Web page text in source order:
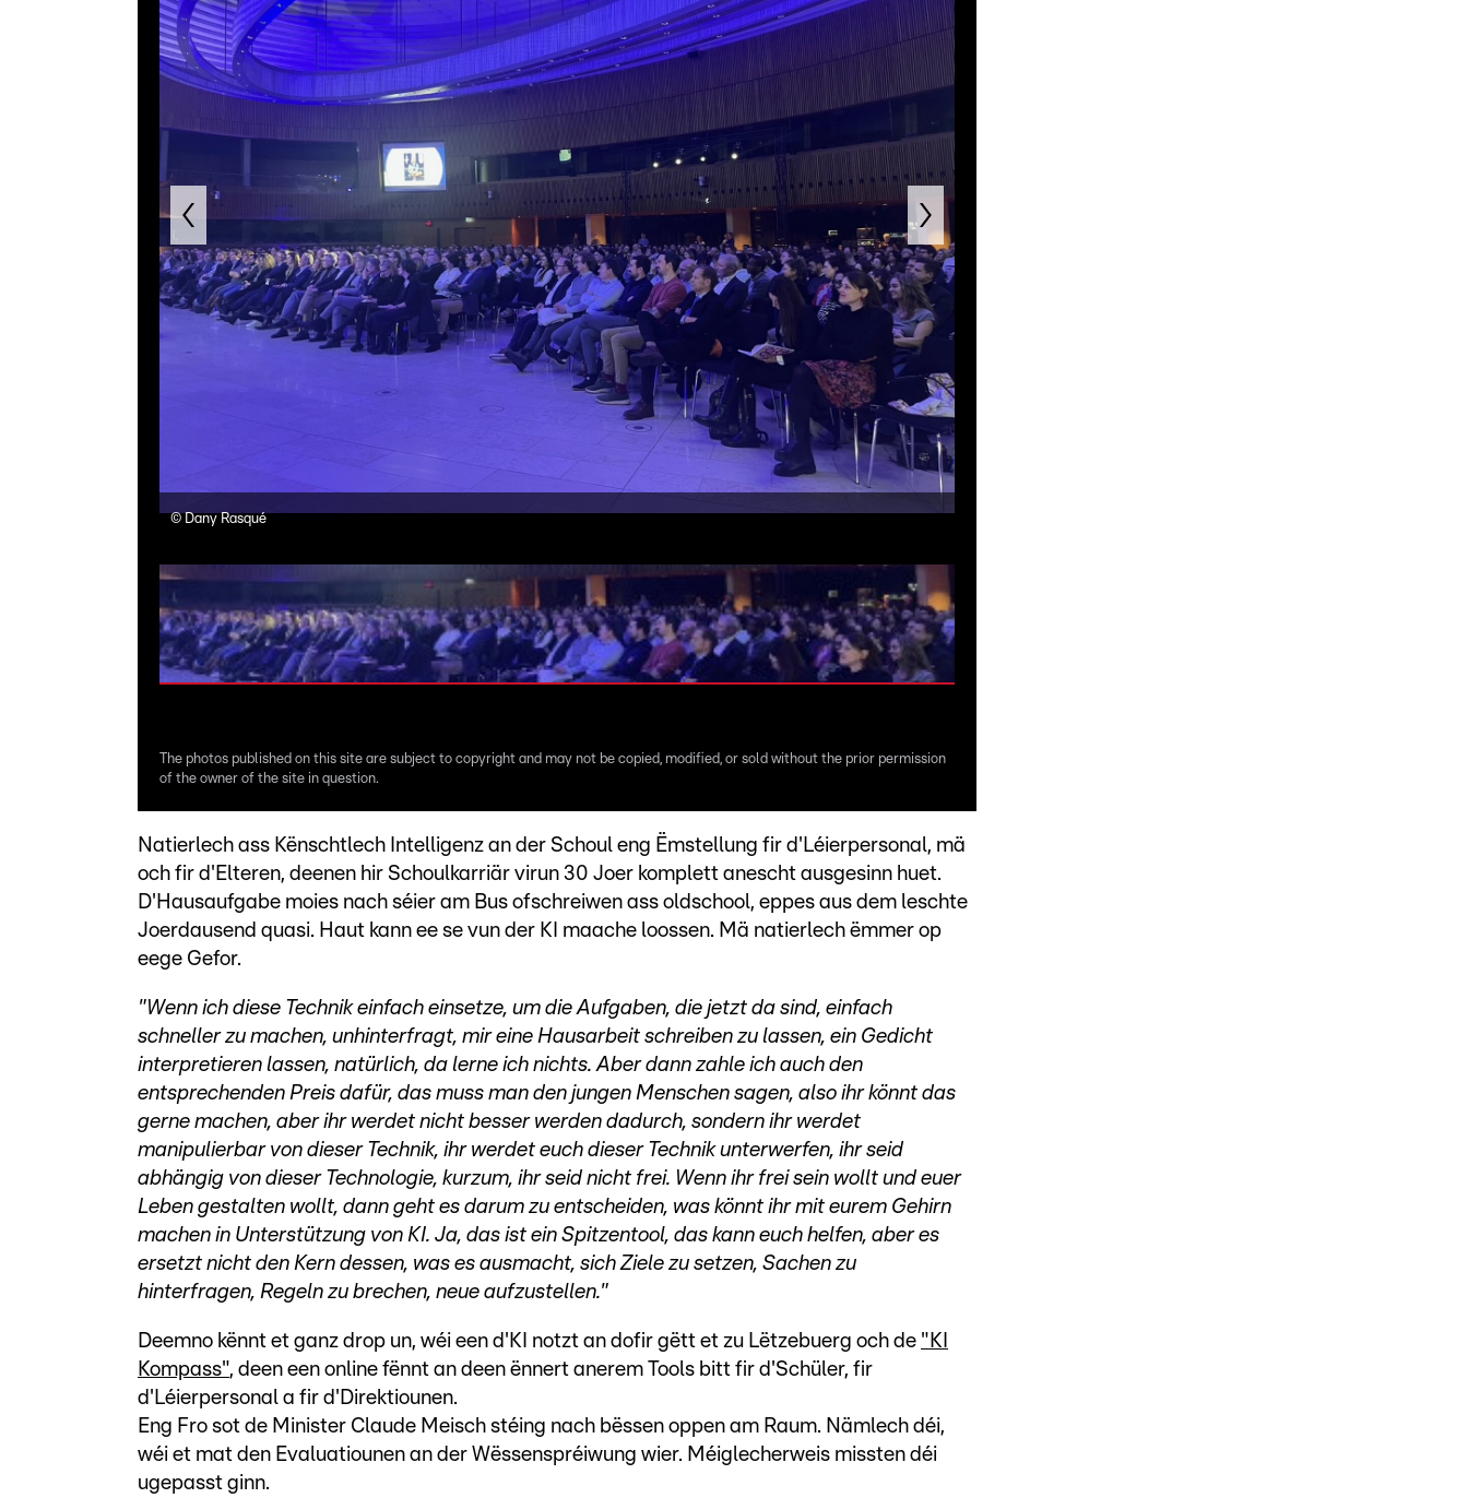
© Dany Rasqué
The photos published on this site are subject to copyright and may not be copied, modified, or sold without the prior permission
of the owner of the site in question.
Natierlech ass Kënschtlech Intelligenz an der Schoul eng Ëmstellung fir d'Léierpersonal, mä
och fir d'Elteren, deenen hir Schoulkarriär virun 30 Joer komplett anescht ausgesinn huet.
D'Hausaufgabe moies nach séier am Bus ofschreiwen ass oldschool, eppes aus dem leschte
Joerdausend quasi. Haut kann ee se vun der KI maache loossen. Mä natierlech ëmmer op
eege Gefor.
"Wenn ich diese Technik einfach einsetze, um die Aufgaben, die jetzt da sind, einfach
schneller zu machen, unhinterfragt, mir eine Hausarbeit schreiben zu lassen, ein Gedicht
interpretieren lassen, natürlich, da lerne ich nichts. Aber dann zahle ich auch den
entsprechenden Preis dafür, das muss man den jungen Menschen sagen, also ihr könnt das
gerne machen, aber ihr werdet nicht besser werden dadurch, sondern ihr werdet
manipulierbar von dieser Technik, ihr werdet euch dieser Technik unterwerfen, ihr seid
abhängig von dieser Technologie, kurzum, ihr seid nicht frei. Wenn ihr frei sein wollt und euer
Leben gestalten wollt, dann geht es darum zu entscheiden, was könnt ihr mit eurem Gehirn
machen in Unterstützung von KI. Ja, das ist ein Spitzentool, das kann euch helfen, aber es
ersetzt nicht den Kern dessen, was es ausmacht, sich Ziele zu setzen, Sachen zu
hinterfragen, Regeln zu brechen, neue aufzustellen."
Deemno kënnt et ganz drop un, wéi een d'KI notzt an dofir gëtt et zu Lëtzebuerg och de "KI
Kompass", deen een online fënnt an deen ënnert anerem Tools bitt fir d'Schüler, fir
d'Léierpersonal a fir d'Direktiounen.
Eng Fro sot de Minister Claude Meisch stéing nach bëssen oppen am Raum. Nämlech déi,
wéi et mat den Evaluatiounen an der Wëssenspréiwung wier. Méiglecherweis missten déi
ugepasst ginn.